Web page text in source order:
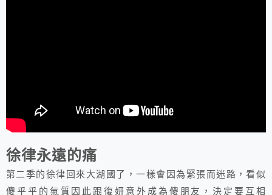
徐律永遠的痛
第二季的徐律回來大湖國了，一樣會因為緊張而迷路，看似
傻乎乎的氣質因此跟復妍意外成為傻朋友，決定要互相